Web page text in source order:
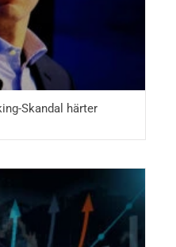
Skandal härter